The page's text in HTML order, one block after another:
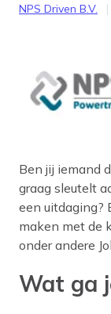
Bedrijf
NPS Driven B.V.
Ben jij iemand
graag sleutelt
een uitdaging?
maken met de
onder andere
Wat ga